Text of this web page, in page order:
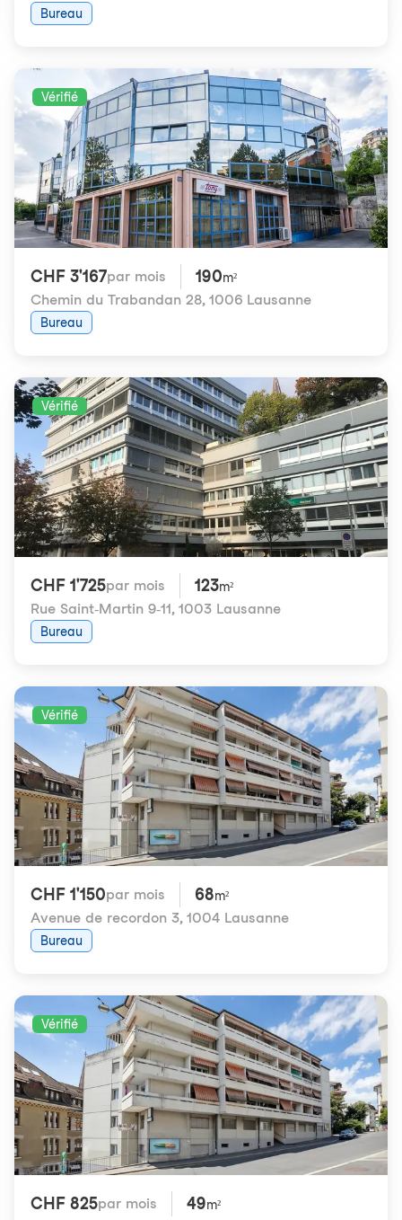
Bureau
Vérifié
CHF 3'167par mois 190m²
Chemin du Trabandan 28, 1006 Lausanne
Bureau
Vérifié
CHF 1'725par mois 123m²
Rue Saint-Martin 9-11, 1003 Lausanne
Bureau
Vérifié
CHF 1'150par mois 68m²
Avenue de recordon 3, 1004 Lausanne
Bureau
Vérifié
CHF 825par mois 49m²